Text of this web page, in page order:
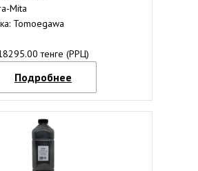
Mita
Tomoegawa
тенге (РРЦ)
Подробнее